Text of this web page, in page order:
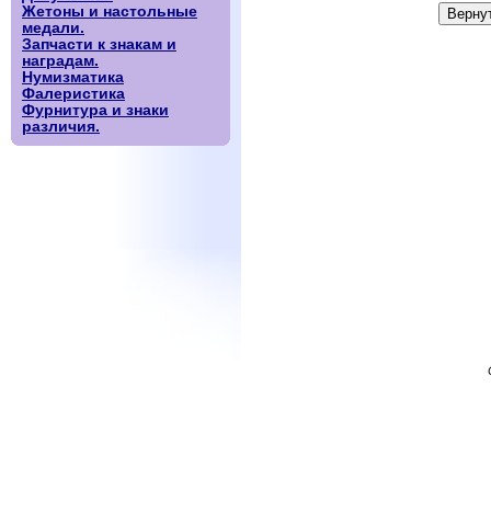
Жетоны и настольные
медали.
Запчасти к знакам и
наградам.
Нумизматика
Фалеристика
Фурнитура и знаки
различия.